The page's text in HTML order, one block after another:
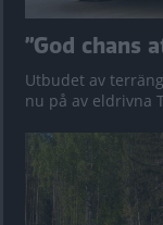
”God chans
Utbudet av
nu på av eldrivna